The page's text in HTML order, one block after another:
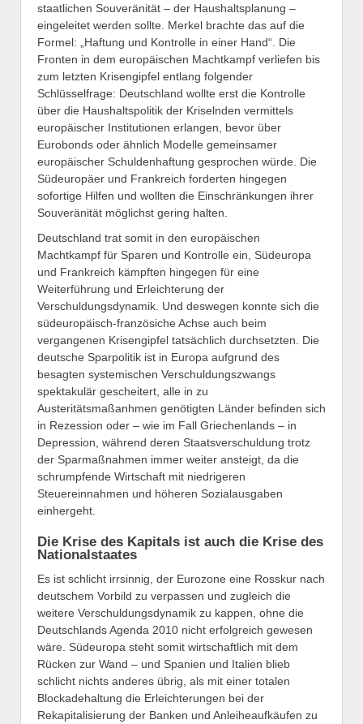
staatlichen Souveränität – der Haushaltsplanung –
eingeleitet werden sollte. Merkel brachte das auf die
Formel: „Haftung und Kontrolle in einer Hand“. Die
Fronten in dem europäischen Machtkampf verliefen bis
zum letzten Krisengipfel entlang folgender
Schlüsselfrage: Deutschland wollte erst die Kontrolle
über die Haushaltspolitik der Kriselnden vermittels
europäischer Institutionen erlangen, bevor über
Eurobonds oder ähnlich Modelle gemeinsamer
europäischer Schuldenhaftung gesprochen würde. Die
Südeuropäer und Frankreich forderten hingegen
sofortige Hilfen und wollten die Einschränkungen ihrer
Souveränität möglichst gering halten.
Deutschland trat somit in den europäischen
Machtkampf für Sparen und Kontrolle ein, Südeuropa
und Frankreich kämpften hingegen für eine
Weiterführung und Erleichterung der
Verschuldungsdynamik. Und deswegen konnte sich die
südeuropäisch-französiche Achse auch beim
vergangenen Krisengipfel tatsächlich durchsetzten. Die
deutsche Sparpolitik ist in Europa aufgrund des
besagten systemischen Verschuldungszwangs
spektakulär gescheitert, alle in zu
Austeritätsmaßanhmen genötigten Länder befinden sich
in Rezession oder – wie im Fall Griechenlands – in
Depression, während deren Staatsverschuldung trotz
der Sparmaßnahmen immer weiter ansteigt, da die
schrumpfende Wirtschaft mit niedrigeren
Steuereinnahmen und höheren Sozialausgaben
einhergeht.
Die Krise des Kapitals ist auch die Krise des
Nationalstaates
Es ist schlicht irrsinnig, der Eurozone eine Rosskur nach
deutschem Vorbild zu verpassen und zugleich die
weitere Verschuldungsdynamik zu kappen, ohne die
Deutschlands Agenda 2010 nicht erfolgreich gewesen
wäre. Südeuropa steht somit wirtschaftlich mit dem
Rücken zur Wand – und Spanien und Italien blieb
schlicht nichts anderes übrig, als mit einer totalen
Blockadehaltung die Erleichterungen bei der
Rekapitalisierung der Banken und Anleiheaufkäufen zu